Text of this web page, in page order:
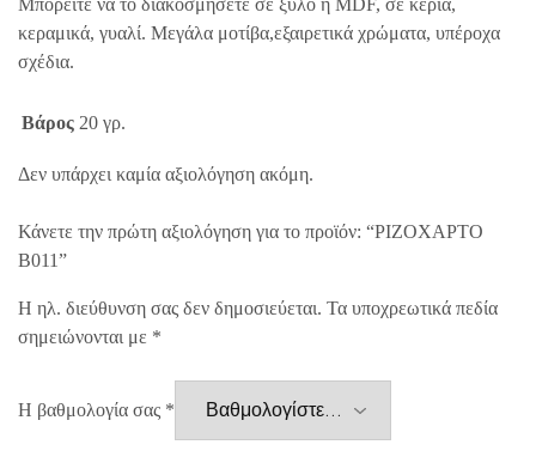
Μπορείτε να το διακοσμήσετε σε ξύλο ή MDF, σε κεριά,
κεραμικά, γυαλί. Μεγάλα μοτίβα,εξαιρετικά χρώματα, υπέροχα
σχέδια.
Βάρος 20 γρ.
Δεν υπάρχει καμία αξιολόγηση ακόμη.
Κάνετε την πρώτη αξιολόγηση για το προϊόν: “ΡΙΖΟΧΑΡΤΟ
B011”
Η ηλ. διεύθυνση σας δεν δημοσιεύεται. Τα υποχρεωτικά πεδία
σημειώνονται με *
Η βαθμολογία σας *